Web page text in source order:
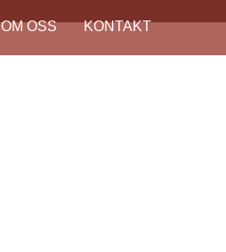
OM OSS KONTAKT